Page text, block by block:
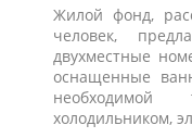
Жилой фонд,
человек,
двухместные
оснащенные
необходимой
холодильником,